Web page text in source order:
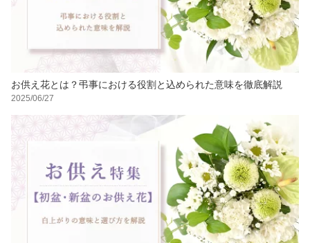
お供え花とは？弔事における役割と込められた意味を徹底解説
2025/06/27